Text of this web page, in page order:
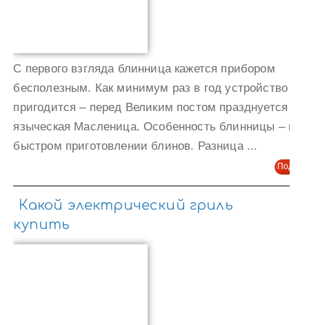
С первого взгляда блинница кажется прибором
бесполезным. Как минимум раз в год устройство
пригодится – перед Великим постом празднуется
языческая Масленица. Особенность блинницы – в
быстром приготовлении блинов. Разница ...
Какой электрический гриль
купить